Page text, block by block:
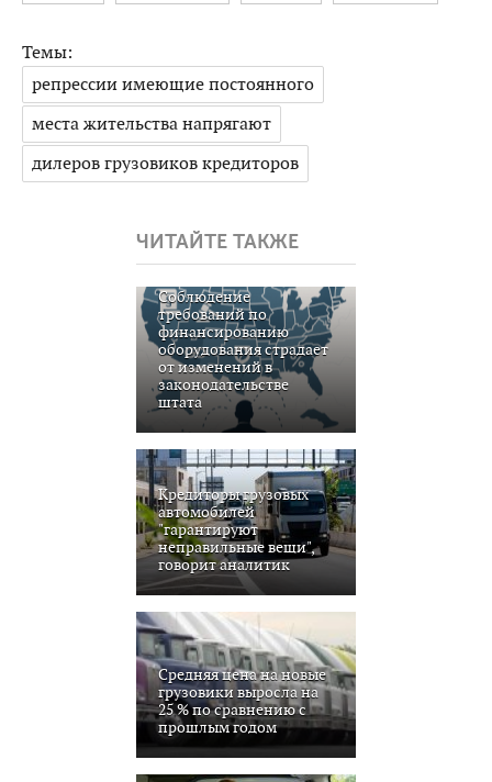
Темы:
репрессии имеющие постоянного
места жительства напрягают
дилеров грузовиков кредиторов
ЧИТАЙТЕ ТАКЖЕ
Соблюдение
требований по
финансированию
оборудования страдает
от изменений в
законодательстве
штата
Кредиторы грузовых
автомобилей
"гарантируют
неправильные вещи",
говорит аналитик
Средняя цена на новые
грузовики выросла на
25 % по сравнению с
прошлым годом